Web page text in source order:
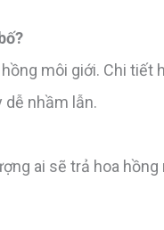
môi giới. Chi tiết
dễ nhầm lẫn.
ai sẽ trả hoa hồng